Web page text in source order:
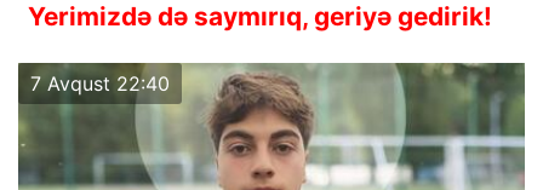
Yerimizdə də saymırıq, geriyə gedirik!
7 Avqust 22:40